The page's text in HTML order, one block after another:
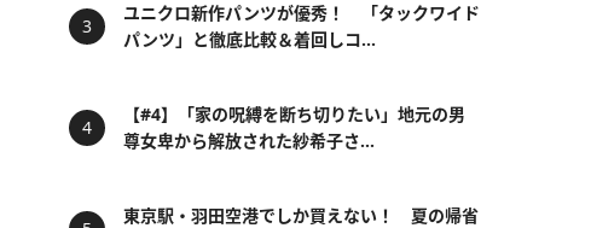
ユニクロ新作パンツが優秀！ 「タックワイド
パンツ」と徹底比較＆着回しコ...
【#4】「家の呪縛を断ち切りたい」地元の男
尊女卑から解放された紗希子さ...
東京駅・羽田空港でしか買えない！ 夏の帰省